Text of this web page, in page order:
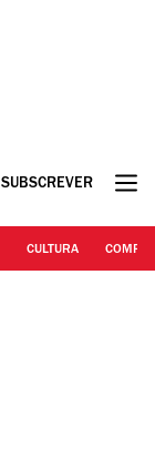
SUBSCREVER
CULTURA